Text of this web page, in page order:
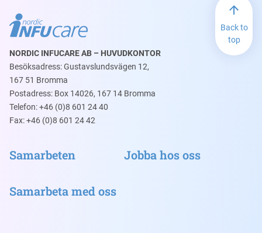
NORDIC INFUCARE AB – HUVUDKONTOR
Besöksadress: Gustavslundsvägen 12,
167 51 Bromma
Postadress: Box 14026, 167 14 Bromma
Telefon: +46 (0)8 601 24 40
Fax: +46 (0)8 601 24 42
Samarbeten Jobba hos oss
Samarbeta med oss
Back to
top